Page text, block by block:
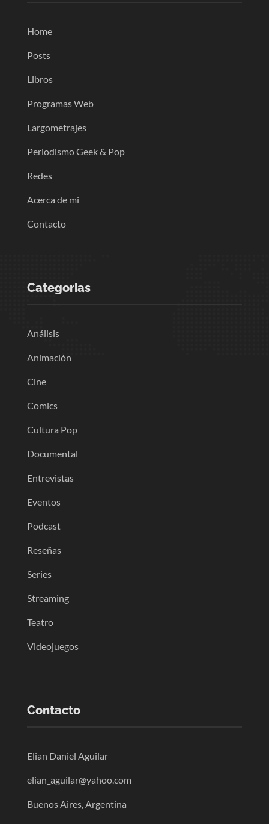
Home
Posts
Libros
Programas Web
Largometrajes
Periodismo Geek & Pop
Redes
Acerca de mi
Contacto
Categorias
Análisis
Animación
Cine
Comics
Cultura Pop
Documental
Entrevistas
Eventos
Podcast
Reseñas
Series
Streaming
Teatro
Videojuegos
Contacto
Elian Daniel Aguilar
elian_aguilar@yahoo.com
Buenos Aires, Argentina